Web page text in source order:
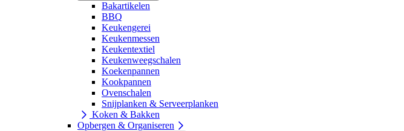
Bakartikelen
BBQ
Keukengerei
Keukenmessen
Keukentextiel
Keukenweegschalen
Koekenpannen
Kookpannen
Ovenschalen
Snijplanken & Serveerplanken
Koken & Bakken
Opbergen & Organiseren